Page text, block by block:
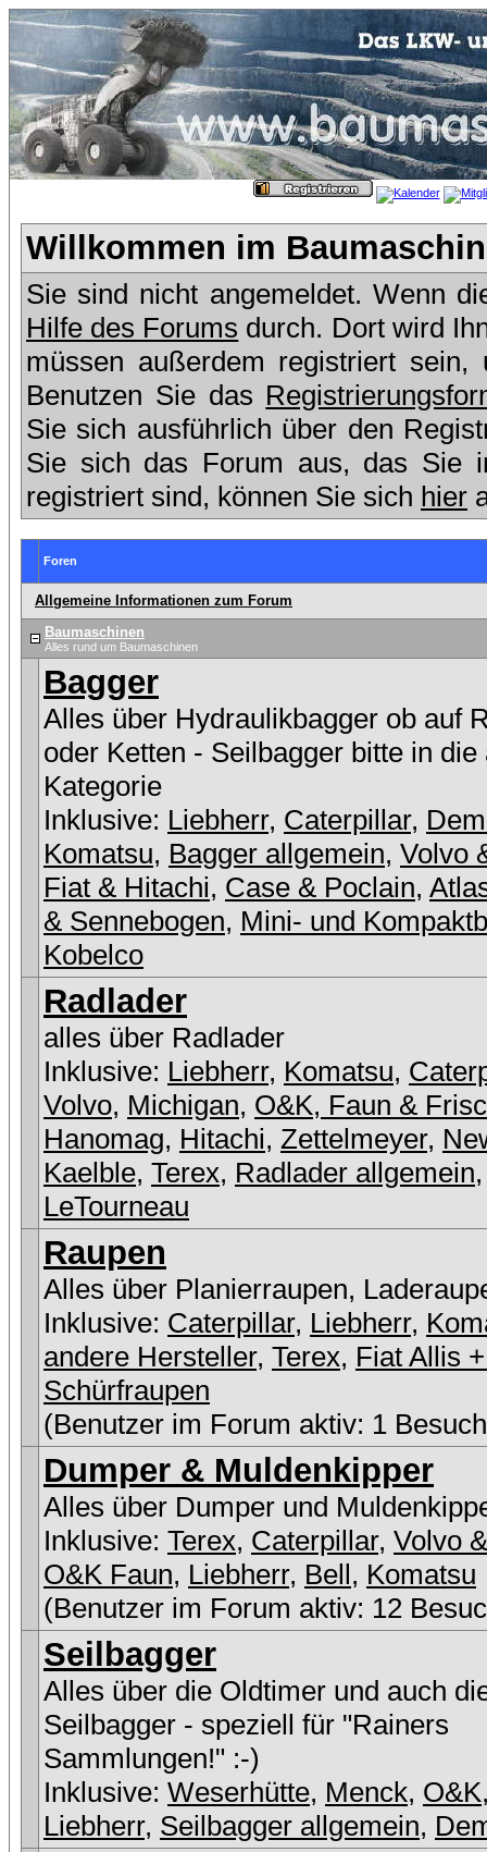
Willkommen im
Sie sind nicht angemeldet. Wenn
Hilfe des Forums durch. Dort wird
müssen außerdem registriert
Benutzen Sie das
Sie sich ausführlich über den
Sie sich das Forum aus, das Sie
registriert sind, können Sie sich hier
Foren
Allgemeine Informationen zum Forum
Baumaschinen
Alles rund um Baumaschinen
Bagger
Alles über Hydraulikbagger ob auf
oder Ketten - Seilbagger bitte in die
Kategorie
Inklusive: Liebherr, Caterpillar,
Komatsu, Bagger allgemein, Volvo
Fiat & Hitachi, Case & Poclain,
& Sennebogen, Mini- und
Kobelco
Radlader
alles über Radlader
Inklusive: Liebherr, Komatsu,
Volvo, Michigan, O&K, Faun &
Hanomag, Hitachi, Zettelmeyer,
Kaelble, Terex, Radlader allgemein,
LeTourneau
Raupen
Alles über Planierraupen,
Inklusive: Caterpillar, Liebherr,
andere Hersteller, Terex, Fiat Allis
Schürfraupen
(Benutzer im Forum aktiv: 1
Dumper & Muldenkipper
Alles über Dumper und
Inklusive: Terex, Caterpillar, Volvo
O&K Faun, Liebherr, Bell, Komatsu
(Benutzer im Forum aktiv: 12
Seilbagger
Alles über die Oldtimer und auch
Seilbagger - speziell für "Rainers
Sammlungen!" :-)
Inklusive: Weserhütte, Menck, O&K
Liebherr, Seilbagger allgemein,